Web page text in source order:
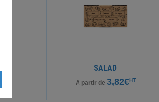
SALAD
A partir de 3,82€HT